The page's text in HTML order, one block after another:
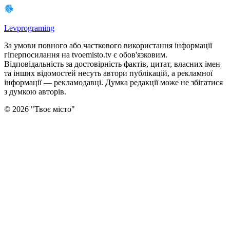
Levprograming
За умови повного або часткового використання iнформацiї
гіперпосилання на tvoemisto.tv є обов'язковим.
Відповідальність за достовірність фактів, цитат, власних імен
та інших відомостей несуть автори публікацій, а рекламної
інформації — рекламодавці. Думка редакцiї може не збiгатися
з думкою авторiв.
© 2026 "Твоє місто"